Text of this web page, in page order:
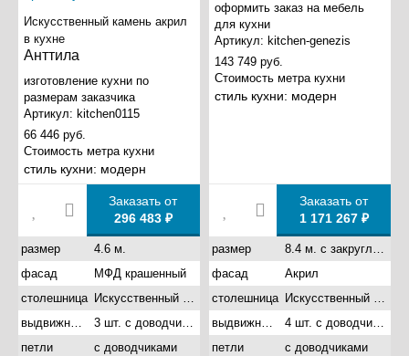
Искусственный камень акрил
в кухне
Анттила
изготовление кухни по
размерам заказчика
Артикул: kitchen0115
66 446 руб.
Стоимость метра кухни
стиль кухни: модерн
Заказать от
296 483 ₽
размер
4.6 м.
фасад
МФД крашенный
столешница
Искусственный камень акрил
выдвижные ящики
3 шт. с доводчиками
петли
с доводчиками
оформить заказ на мебель
для кухни
Артикул: kitchen-genezis
143 749 руб.
Стоимость метра кухни
стиль кухни: модерн
Заказать от
1 171 267 ₽
размер
8.4 м. с закругленными углами
фасад
Акрил
столешница
Искусственный камень акрил
выдвижные ящики
4 шт. с доводчиками
петли
с доводчиками